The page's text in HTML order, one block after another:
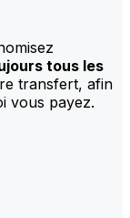
tous les
transfert, afin
vous payez.